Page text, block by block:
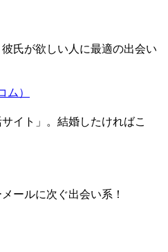
氏が欲しい人に最適の出会い
ム）
イト」。結婚したければこ
ールに次ぐ出会い系！